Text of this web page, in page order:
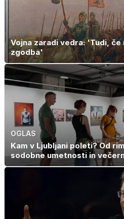
Vojna zaradi vedra: 'Tudi,
zgodba'
OGLAS
Kam v Ljubljani poleti? Od
sodobne umetnosti in